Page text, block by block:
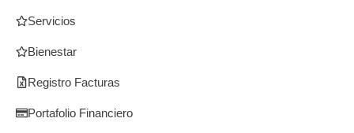
Servicios
Bienestar
Registro Facturas
Portafolio Financiero